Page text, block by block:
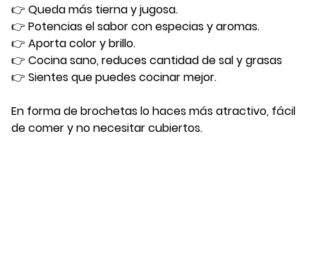
👉 Queda más tierna y jugosa.
👉 Potencias el sabor con especias y aromas.
👉 Aporta color y brillo.
👉 Cocina sano, reduces cantidad de sal y grasas
👉 Sientes que puedes cocinar mejor.
En forma de brochetas lo haces más atractivo, fácil
de comer y no necesitar cubiertos.